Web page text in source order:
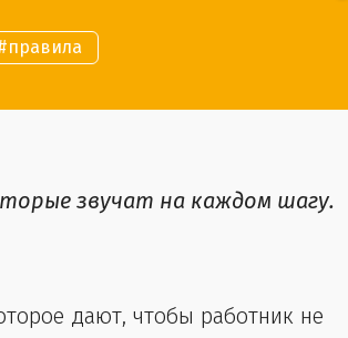
правила
звучат на каждом шагу.
дают, чтобы работник не